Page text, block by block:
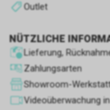
Outlet
NÜTZLICHE
Lieferung,
Zahlungsarten
Showroom-
Videoüberwachung